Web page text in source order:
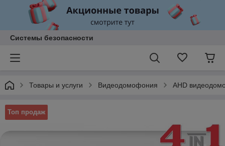
Системы безопасности
Товары и услуги Видеодомофония AHD
Топ продаж